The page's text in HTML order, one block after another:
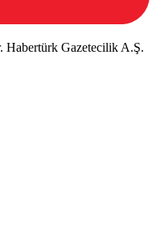
Habertürk Gazetecilik A.Ş.